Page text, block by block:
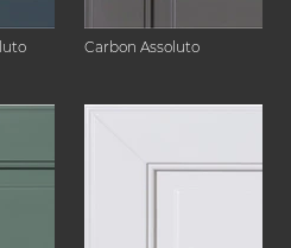
Carbon Assoluto